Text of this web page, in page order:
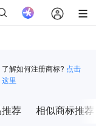
了解如何注册商标? 点击
这里
荐 相似商标推荐